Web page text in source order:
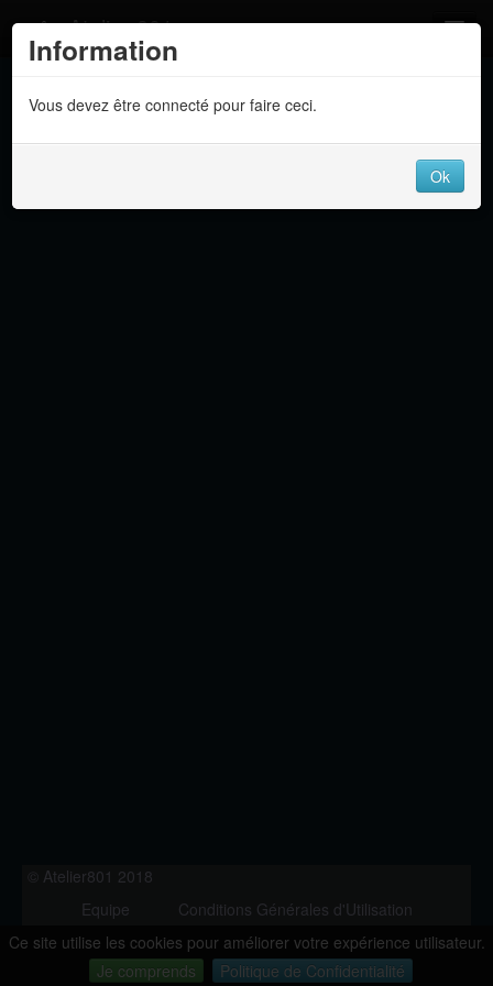
Ce site utilise les cookies pour améliorer votre expérience utilisateur.
Je comprends
Politique de Confidentialité
Information
Vous devez être connecté pour faire ceci.
Ok
Atelier 801
Dev Tracker
Langue
© Atelier801 2018
Equipe
Conditions Générales d'Utilisation
Politique de Confidentialité
Contact
Version 1.27